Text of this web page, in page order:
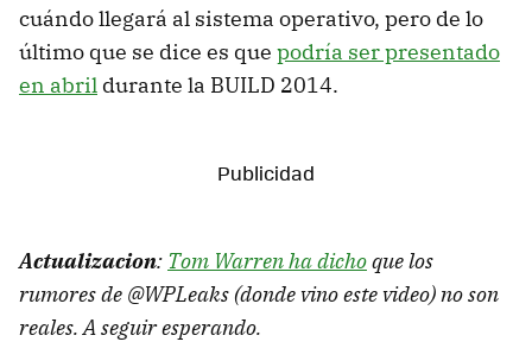
cuándo llegará al sistema operativo, pero de lo
último que se dice es que podría ser presentado
en abril durante la BUILD 2014.
Actualizacion: Tom Warren ha dichoque los
rumores de @WPLeaks (donde vino este video) no son
reales. A seguir esperando.